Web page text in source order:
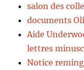
salon des
documents
Aide
lettres
Notice